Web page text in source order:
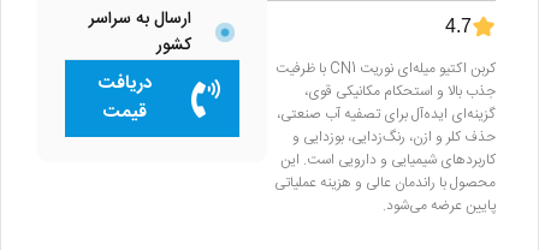
ارسال به سراسر
کشور
دریافت
قیمت
4.7
کربن اکتیو میله‌ای نوریت CN1 با ظرفیت
جذب بالا و استحکام مکانیکی قوی،
گزینه‌ای ایده‌آل برای تصفیه آب صنعتی،
حذف کلر و ازن، رنگ‌زدایی، بوزدایی و
کاربردهای شیمیایی و دارویی است. این
محصول با راندمان عالی و هزینه عملیاتی
پایین عرضه می‌شود.